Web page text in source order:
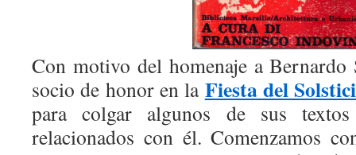
Con motivo del homenaje a Bernardo
socio de honor en la Fiesta del
para colgar algunos de sus
relacionados con él. Comenzamos